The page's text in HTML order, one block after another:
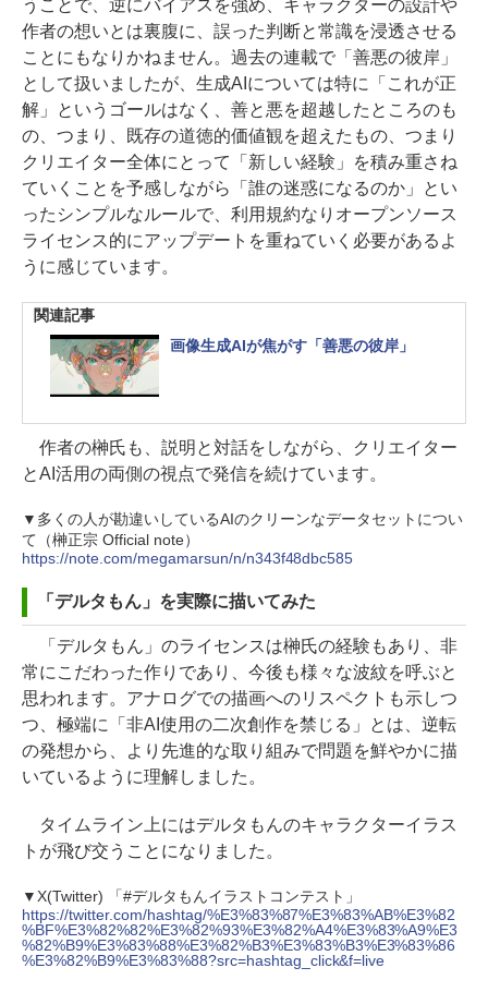
うことで、逆にバイアスを強め、キャラクターの設計や
作者の想いとは裏腹に、誤った判断と常識を浸透させる
ことにもなりかねません。過去の連載で「善悪の彼岸」
として扱いましたが、生成AIについては特に「これが正
解」というゴールはなく、善と悪を超越したところのも
の、つまり、既存の道徳的価値観を超えたもの、つまり
クリエイター全体にとって「新しい経験」を積み重さね
ていくことを予感しながら「誰の迷惑になるのか」とい
ったシンプルなルールで、利用規約なりオープンソース
ライセンス的にアップデートを重ねていく必要があるよ
うに感じています。
関連記事
画像生成AIが焦がす「善悪の彼岸」
作者の榊氏も、説明と対話をしながら、クリエイター
とAI活用の両側の視点で発信を続けています。
▼多くの人が勘違いしているAIのクリーンなデータセットについ
て（榊正宗 Official note）
https://note.com/megamarsun/n/n343f48dbc585
「デルタもん」を実際に描いてみた
「デルタもん」のライセンスは榊氏の経験もあり、非
常にこだわった作りであり、今後も様々な波紋を呼ぶと
思われます。アナログでの描画へのリスペクトも示しつ
つ、極端に「非AI使用の二次創作を禁じる」とは、逆転
の発想から、より先進的な取り組みで問題を鮮やかに描
いているように理解しました。
タイムライン上にはデルタもんのキャラクターイラス
トが飛び交うことになりました。
▼X(Twitter) 「#デルタもんイラストコンテスト」
https://twitter.com/hashtag/%E3%83%87%E3%83%AB%E3%82
%BF%E3%82%82%E3%82%93%E3%82%A4%E3%83%A9%E3
%82%B9%E3%83%88%E3%82%B3%E3%83%B3%E3%83%86
%E3%82%B9%E3%83%88?src=hashtag_click&f=live